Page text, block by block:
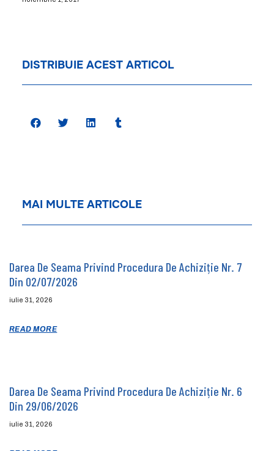
DISTRIBUIE ACEST ARTICOL
MAI MULTE ARTICOLE
Darea De Seama Privind Procedura De Achiziție Nr. 7
Din 02/07/2026
iulie 31, 2026
READ MORE
Darea De Seama Privind Procedura De Achiziție Nr. 6
Din 29/06/2026
iulie 31, 2026